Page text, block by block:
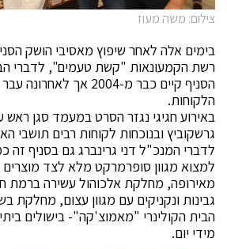
צילום: משה מעוז
בימים אלה לאחר שיפוץ מאסיבי הושק
רשת הקמעונאות "קשת טעמים", לדברי
הסניף קיים כבר מ-2004 אך
הלקוחות.
באירוע חגיגי נגזר הסרט במעמד סגן ראש
גרשקוביץ ובנוכחות לקוחות רבים תושבי
לדברי המנכ"ל דני גרינברג גם בסניף זה
למצוא מגוון סופרמרקט מלא לצד מוצרים
מאירופה, מחלקת אלכוהול עשירה ברמת
גבינות ונקניקים עם מגוון עצום, מחלקת
הבית הקולינרי "מאמוצ'קה"- בישולים
מידי יום.